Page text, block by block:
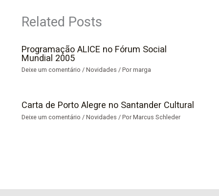
Related Posts
Programação ALICE no Fórum Social
Mundial 2005
Deixe um comentário /Novidades / Pormarga
Carta de Porto Alegre no Santander Cultural
Deixe um comentário /Novidades / PorMarcus Schleder